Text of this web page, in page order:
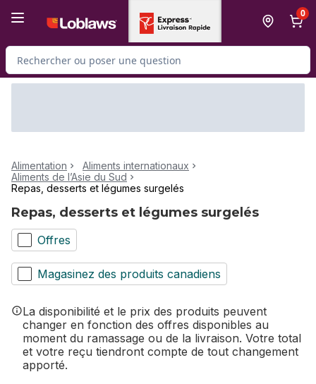
0
Rechercher des produits
Alimentation
Aliments internationaux
Aliments de l’Asie du Sud
Repas, desserts et légumes surgelés
Repas, desserts et légumes surgelés
Offres
Magasinez des produits canadiens
La disponibilité et le prix des produits peuvent
changer en fonction des offres disponibles au
moment du ramassage ou de la livraison. Votre total
et votre reçu tiendront compte de tout changement
apporté.